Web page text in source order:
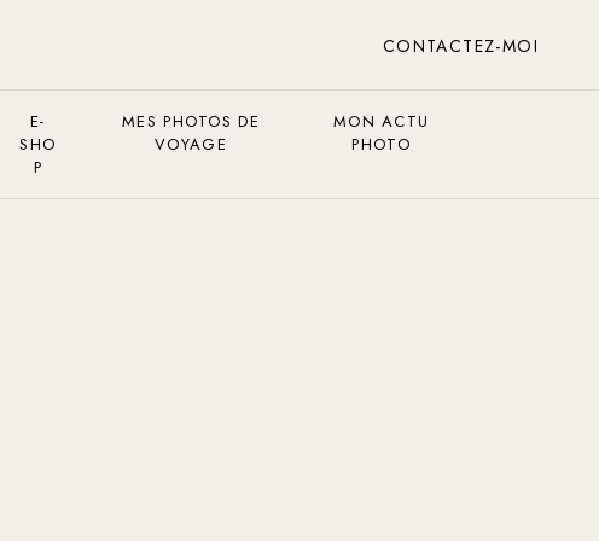
CONTACTEZ-MOI
E-
SHO
P
MES PHOTOS DE
VOYAGE
MON ACTU
PHOTO